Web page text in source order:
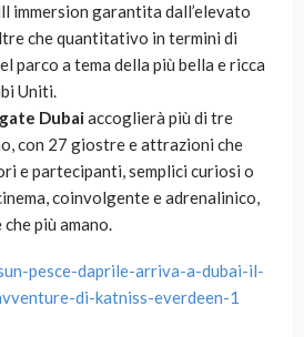
immersion garantita dall’elevato
che quantitativo in termini di
parco a tema della più bella e ricca
Uniti.
Dubaiaccoglierà più di tre
con 27 giostre e attrazioni che
e partecipanti, semplici curiosi o
coinvolgente e adrenalinico,
più amano.